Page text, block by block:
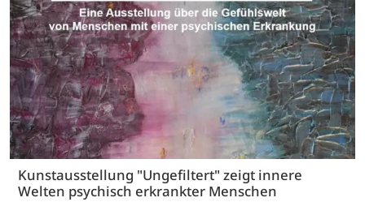
Kunstausstellung "Ungefiltert" zeigt innere
Welten psychisch erkrankter Menschen